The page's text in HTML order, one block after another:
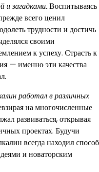
и загадками.Воспитываясь
всего ценил
трудности и достичь
своими
к успеху. Страсть к
— именно эти качества
работал в различных
на многочисленные
развиваться, открывая
проектах. Будучи
всегда находил способ
и новаторским